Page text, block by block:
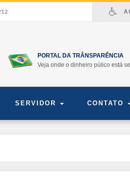
PORTAL DA TRÂNSPARÊNCIA
Veja onde o dinheiro púlico está
SERVIDOR CONTATO